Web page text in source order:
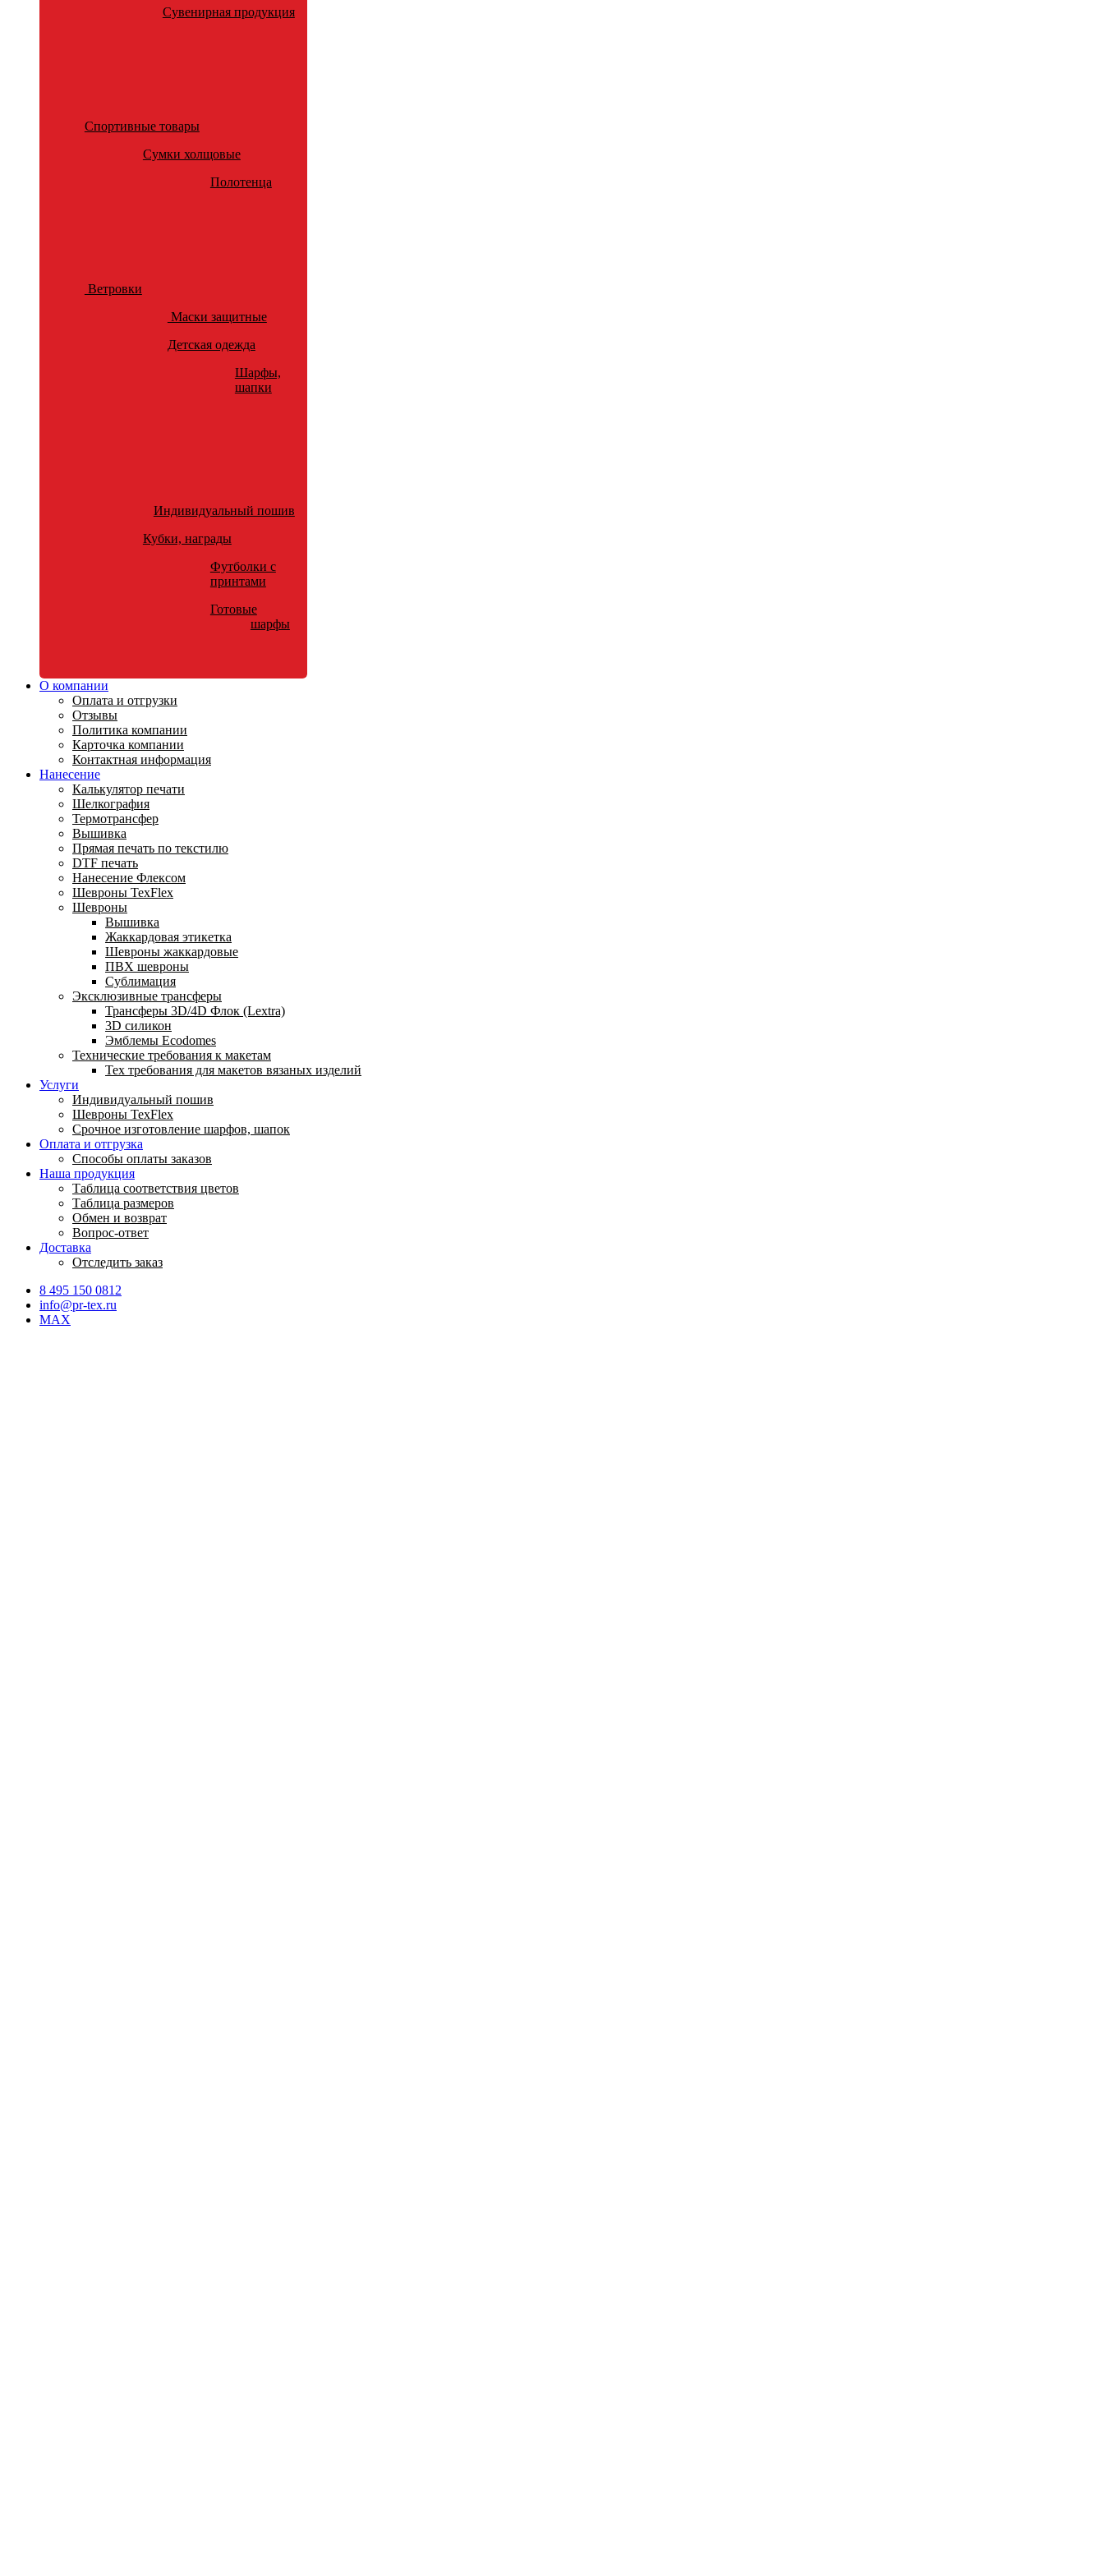
Сувенирная продукция
Спортивные товары
Сумки холщовые
Полотенца
Ветровки
Маски защитные
Детская одежда
Шарфы,
шапки
Индивидуальный пошив
Кубки, награды
Футболки с
принтами
Готовые
шарфы
О компании
Оплата и отгрузки
Отзывы
Политика компании
Карточка компании
Контактная информация
Нанесение
Калькулятор печати
Шелкография
Термотрансфер
Вышивка
Прямая печать по текстилю
DTF печать
Нанесение Флексом
Шевроны TexFlex
Шевроны
Вышивка
Жаккардовая этикетка
Шевроны жаккардовые
ПВХ шевроны
Сублимация
Эксклюзивные трансферы
Трансферы 3D/4D Флок (Lextra)
3D силикон
Эмблемы Ecodomes
Технические требования к макетам
Тех требования для макетов вязаных изделий
Услуги
Индивидуальный пошив
Шевроны TexFlex
Срочное изготовление шарфов, шапок
Оплата и отгрузка
Способы оплаты заказов
Наша продукция
Таблица соответствия цветов
Таблица размеров
Обмен и возврат
Вопрос-ответ
Доставка
Отследить заказ
8 495 150 0812
info@pr-tex.ru
MAX